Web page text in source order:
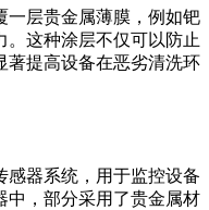
一层贵金属薄膜，例如钯
。这种涂层不仅可以防止
著提高设备在恶劣清洗环
感器系统，用于监控设备
中，部分采用了贵金属材